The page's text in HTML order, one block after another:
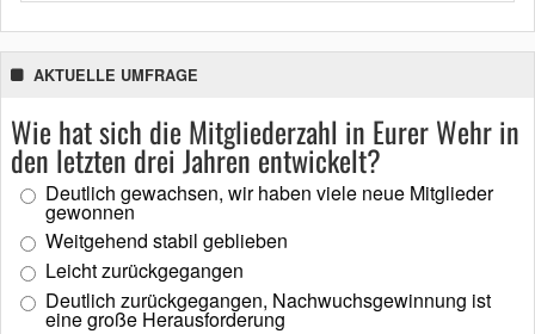
AKTUELLE UMFRAGE
Wie hat sich die Mitgliederzahl in Eurer Wehr in
den letzten drei Jahren entwickelt?
Deutlich gewachsen, wir haben viele neue Mitglieder
gewonnen
Weitgehend stabil geblieben
Leicht zurückgegangen
Deutlich zurückgegangen, Nachwuchsgewinnung ist
eine große Herausforderung